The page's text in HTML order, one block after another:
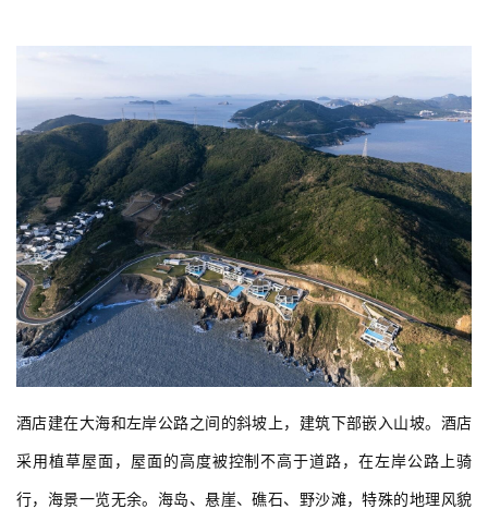
酒店建在大海和左岸公路之间的斜坡上，建筑下部嵌入山坡。酒店
采用植草屋面，屋面的高度被控制不高于道路，在左岸公路上骑
行，海景一览无余。海岛、悬崖、礁石、野沙滩，特殊的地理风貌